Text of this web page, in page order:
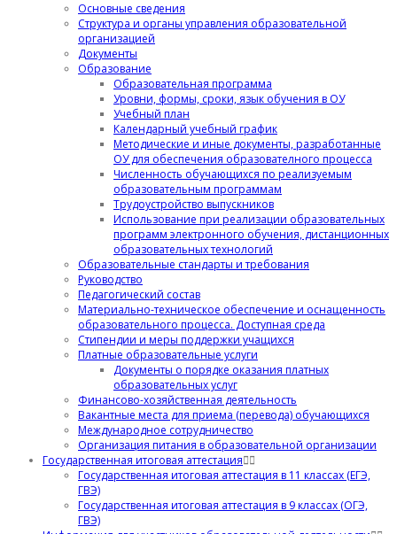
Основные сведения
Структура и органы управления образовательной
организацией
Документы
Образование
Образовательная программа
Уровни, формы, сроки, язык обучения в ОУ
Учебный план
Календарный учебный график
Методические и иные документы, разработанные
ОУ для обеспечения образователного процесса
Численность обучающихся по реализуемым
образовательным программам
Трудоустройство выпускников
Использование при реализации образовательных
программ электронного обучения, дистанционных
образовательных технологий
Образовательные стандарты и требования
Руководство
Педагогический состав
Материально-техническое обеспечение и оснащенность
образовательного процесса. Доступная среда
Стипендии и меры поддержки учащихся
Платные образовательные услуги
Документы о порядке оказания платных
образовательных услуг
Финансово-хозяйственная деятельность
Вакантные места для приема (перевода) обучающихся
Международное сотрудничество
Организация питания в образовательной организации
Государственная итоговая аттестация
Государственная итоговая аттестация в 11 классах (ЕГЭ,
ГВЭ)
Государственная итоговая аттестация в 9 классах (ОГЭ,
ГВЭ)